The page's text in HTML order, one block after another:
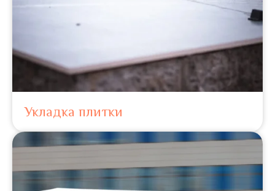
Укладка плитки